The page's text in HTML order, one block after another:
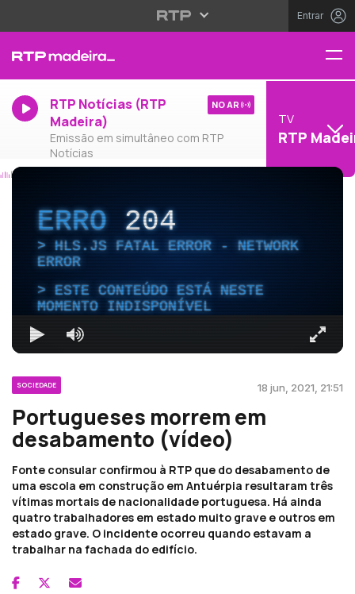
Entrar
RTP Notícias (RTP
Madeira)
Emissão em simultâneo com RTP
Notícias
NO AR
TV
RTP
ERRO204
HLS.JS FATAL ERROR - NETWORK
ERROR
ESTE CONTEÚDO ESTÁ NESTE
MOMENTO INDISPONÍVEL
SOCIEDADE 18 jun, 2021, 21:51
Portugueses morrem em
desabamento (vídeo)
Fonte consular confirmou à RTP que do desabamento de
uma escola em construção em Antuérpia resultaram três
vítimas mortais de nacionalidade portuguesa. Há ainda
quatro trabalhadores em estado muito grave e outros em
estado grave. O incidente ocorreu quando estavam a
trabalhar na fachada do edifício.